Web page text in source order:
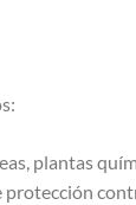
plantas
protección